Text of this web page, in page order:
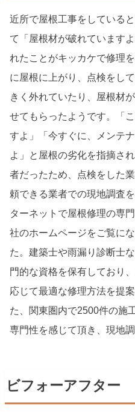
近所で屋根工事をしている
て「屋根材が破れています
れたことがキッカケで修理
に屋根に上がり、点検をし
きく外れていたり、屋根材
せてもらったようです。「
すよ」「今すぐに、メンテ
よ」と屋根の劣化を指摘さ
者だったため、点検をした
頼できる業者での現地調査
ターネットで屋根修理の専
社のホームページをご覧に
た。建築士や雨漏り診断士
門的な資格を保有しており
応じて最適な修理方法を提
た、関東圏内で2500件の施
専門性を感じて頂き、現地
ビフォーアフター